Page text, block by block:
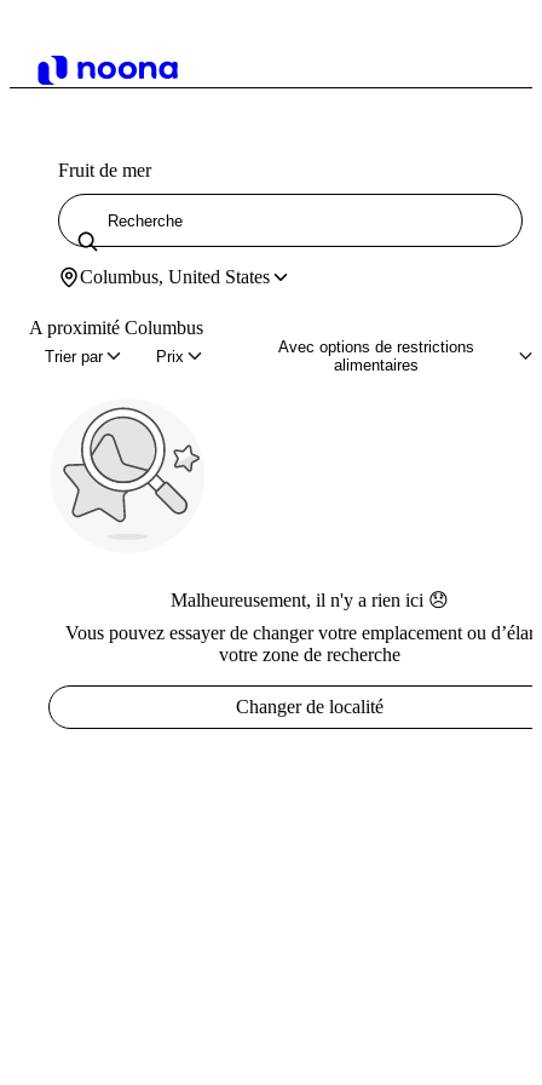
Fruit de mer
Columbus, United States
A proximité Columbus
Trier par Prix
Avec options de restrictions
alimentaires
Malheureusement, il n'y a rien ici 😞
Vous pouvez essayer de changer votre emplacement ou
votre zone de recherche
Changer de localité